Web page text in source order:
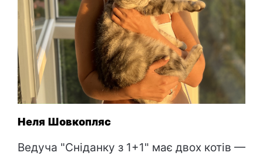
Неля Шовкопляс
Ведуча "Сніданку з 1+1" має двох котів —